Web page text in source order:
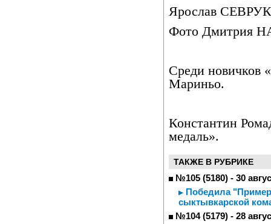
Ярослав
Фото Дмитрия
Среди новичков
Мариньо.
Константин
медаль».
ТАКЖЕ В РУБРИКЕ
№105 (5180) - 30
Победила
сыктывкарской
№104 (5179) - 28